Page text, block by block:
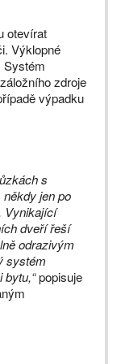
otevírat
Výklopné
Systém
zdroje
výpadku
s
jen po
Vynikající
dveří řeší
odrazivým
systém
bytu,“popisuje